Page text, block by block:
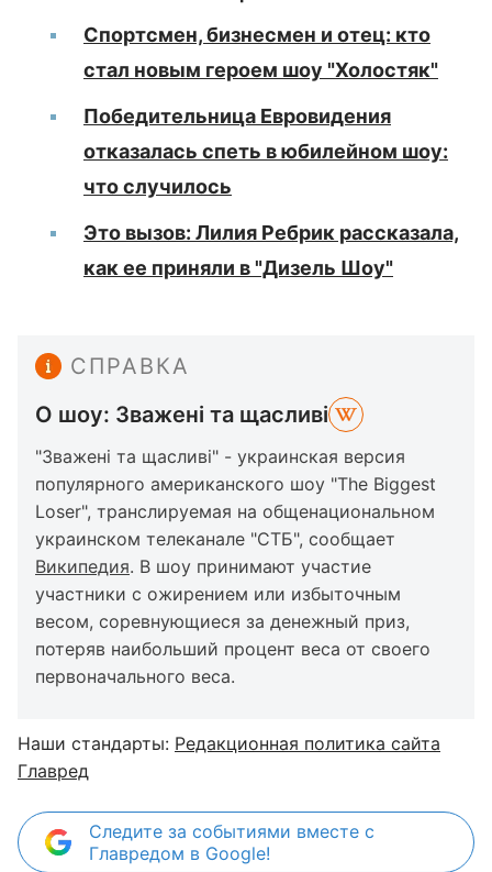
Спортсмен, бизнесмен и отец: кто
стал новым героем шоу "Холостяк"
Победительница Евровидения
отказалась спеть в юбилейном шоу:
что случилось
Это вызов: Лилия Ребрик рассказала,
как ее приняли в "Дизель Шоу"
СПРАВКА
О шоу: Зважені та щасливі
"Зважені та щасливі" - украинская версия
популярного американского шоу "The Biggest
Loser", транслируемая на общенациональном
украинском телеканале "СТБ", сообщает
Википедия. В шоу принимают участие
участники с ожирением или избыточным
весом, соревнующиеся за денежный приз,
потеряв наибольший процент веса от своего
первоначального веса.
Наши стандарты: Редакционная политика сайта
Главред
Следите за событиями вместе с
Главредом в Google!